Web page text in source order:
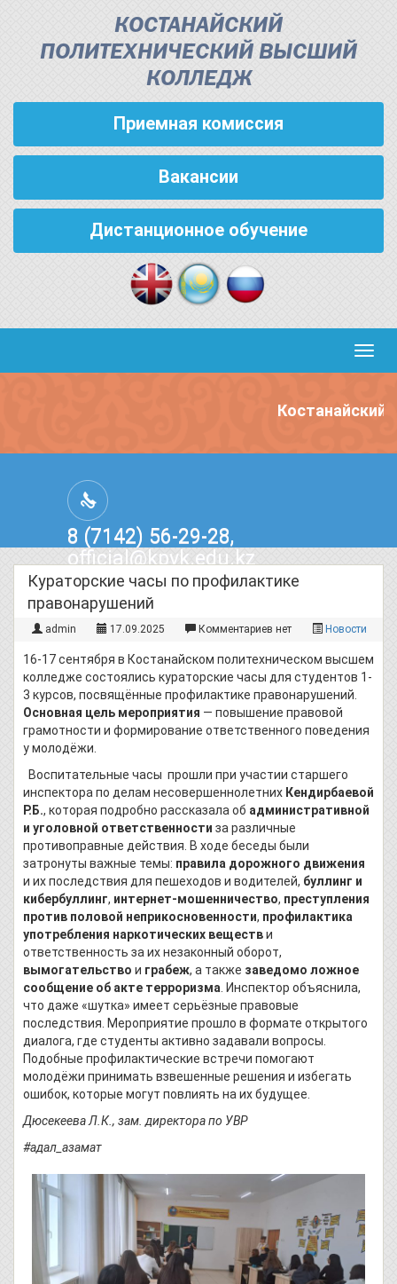
КОСТАНАЙСКИЙ
ПОЛИТЕХНИЧЕСКИЙ ВЫСШИЙ
КОЛЛЕДЖ
Приемная комиссия
Вакансии
Дистанционное обучение
Костанайский
8 (7142) 56-29-28,
official@kpvk.edu.kz
г.Костанай, Проспект Кобыланды
Батыра, 3
Кураторские часы по профилактике
правонарушений
admin 17.09.2025 Комментариев нет Новости
16-17 сентября в Костанайском политехническом высшем
колледже состоялись кураторские часы для студентов 1-
3 курсов, посвящённые профилактике правонарушений.
Основная цель мероприятия — повышение правовой
грамотности и формирование ответственного поведения
у молодёжи.
Воспитательные часы прошли при участии старшего
инспектора по делам несовершеннолетних Кендирбаевой
Р.Б., которая подробно рассказала об административной
и уголовной ответственности за различные
противоправные действия. В ходе беседы были
затронуты важные темы: правила дорожного движения
и их последствия для пешеходов и водителей, буллинг и
кибербуллинг, интернет-мошенничество, преступления
против половой неприкосновенности, профилактика
употребления наркотических веществи
ответственность за их незаконный оборот,
вымогательство и грабеж, а также заведомо ложное
сообщение об акте терроризма . Инспектор объяснила,
что даже «шутка» имеет серьёзные правовые
последствия. Мероприятие прошло в формате открытого
диалога, где студенты активно задавали вопросы.
Подобные профилактические встречи помогают
молодёжи принимать взвешенные решения и избегать
ошибок, которые могут повлиять на их будущее.
Дюсекеева Л.К., зам. директора по УВР
#адал_азамат